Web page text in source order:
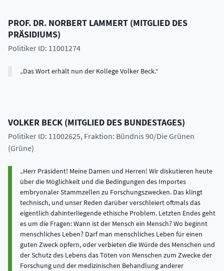
PROF. DR. NORBERT LAMMERT (MITGLIED DES
PRÄSIDIUMS)
Politiker ID: 11001274
Das Wort erhält nun der Kollege Volker Beck.
VOLKER BECK (MITGLIED DES BUNDESTAGES)
Politiker ID: 11002625, Fraktion: Bündnis 90/Die Grünen
(Grüne)
Herr Präsident! Meine Damen und Herren! Wir diskutieren heute
über die Möglichkeit und die Bedingungen des Importes
embryonaler Stammzellen zu Forschungszwecken. Das klingt
technisch, und unser Reden darüber verschleiert oftmals das
eigentlich dahinterliegende ethische Problem. Letzten Endes geht
es um die Fragen: Wann ist der Mensch ein Mensch? Wo beginnt
menschliches Leben? Darf man menschliches Leben für einen
guten Zweck opfern, oder verbieten die Würde des Menschen und
der Schutz des Lebens das Töten von Menschen zum Zwecke der
Forschung und der medizinischen Behandlung anderer